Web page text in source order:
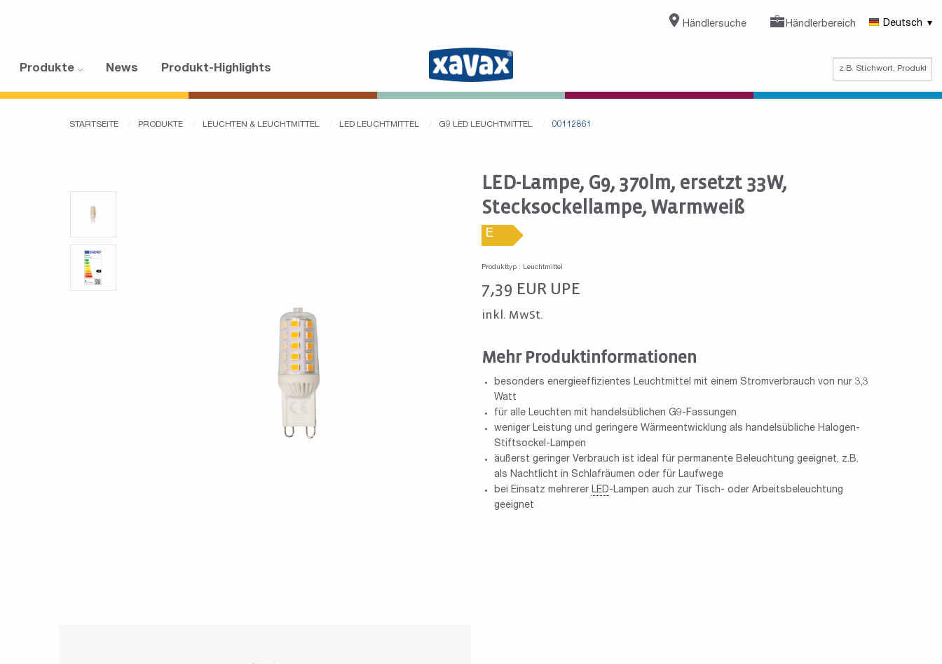
Händlersuche Händlerbereich Deutsch
Produkte News Produkt-Highlights
STARTSEITE PRODUKTE LEUCHTEN & LEUCHTMITTEL LED LEUCHTMITTEL G9 LED LEUCHTMITTEL 00112861
LED-Lampe, G9, 370lm, ersetzt 33W,
Stecksockellampe, Warmweiß
E
Produkttyp : Leuchtmittel
7,39 EUR UPE
inkl. MwSt.
Mehr Produktinformationen
besonders energieeffizientes Leuchtmittel mit einem Stromverbrauch von nur 3,3
Watt
für alle Leuchten mit handelsüblichen G9-Fassungen
weniger Leistung und geringere Wärmeentwicklung als handelsübliche Halogen-
Stiftsockel-Lampen
äußerst geringer Verbrauch ist ideal für permanente Beleuchtung geeignet, z.B.
als Nachtlicht in Schlafräumen oder für Laufwege
bei Einsatz mehrerer LED-Lampen auch zur Tisch- oder Arbeitsbeleuchtung
geeignet